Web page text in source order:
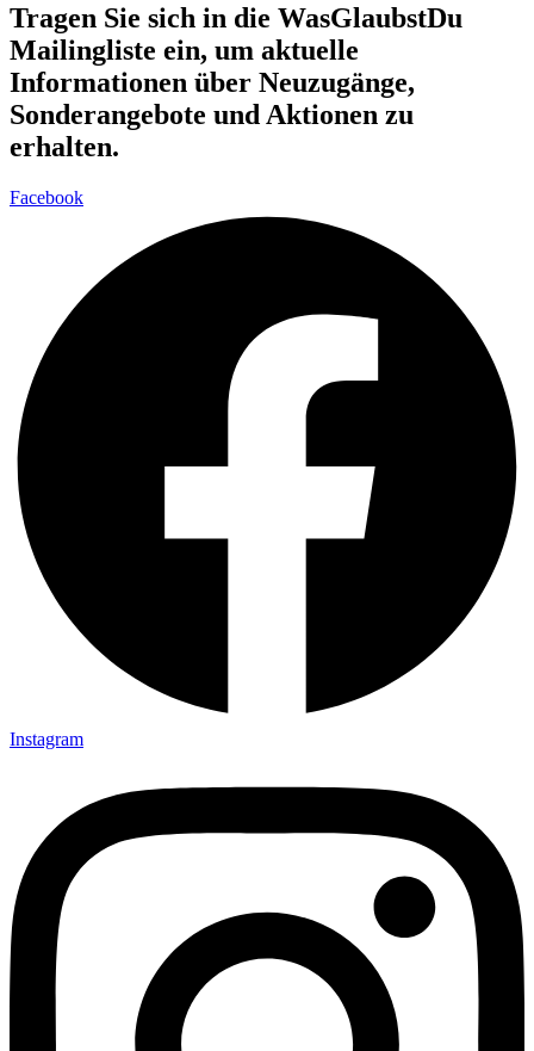
Tragen Sie sich in die WasGlaubstDu
Mailingliste ein, um aktuelle
Informationen über Neuzugänge,
Sonderangebote und Aktionen zu
erhalten.
Facebook
Instagram